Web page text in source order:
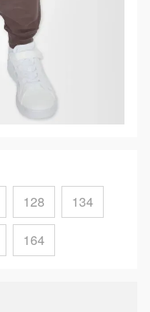
128 134
164